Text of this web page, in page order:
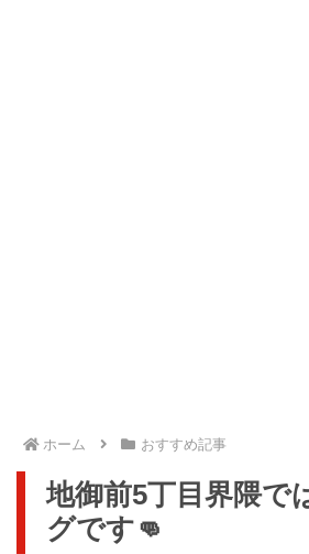
ホーム おすすめ記事
地御前5丁目界隈で
グです👊